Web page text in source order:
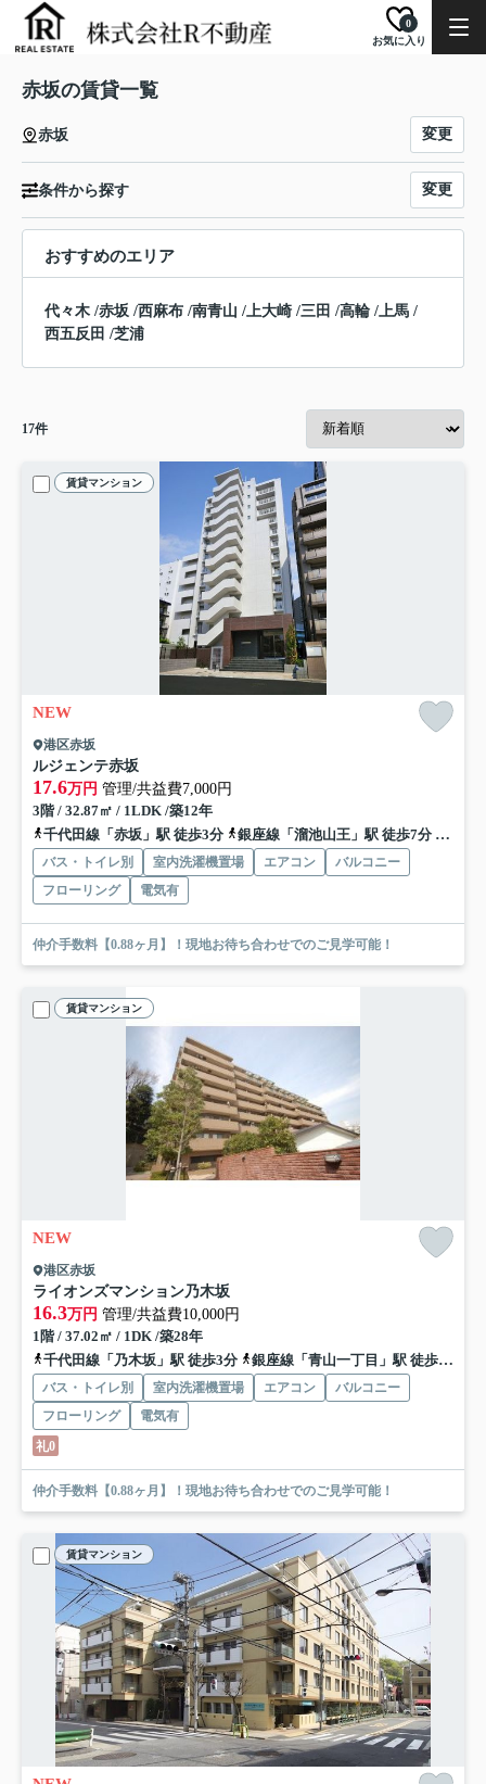
お気に入り
0
赤坂の賃貸一覧
赤坂 変更
条件から探す 変更
おすすめのエリア
代々木 /赤坂 /西麻布 /南青山 /上大崎 /三田 /高輪 /上馬 /
西五反田 /芝浦
17件
賃貸マンション
NEW
港区赤坂
ルジェンテ赤坂
17.6万円 管理/共益費7,000円
3階 / 32.87㎡ / 1LDK /築12年
千代田線「赤坂」駅 徒歩3分
銀座線「溜池山王」駅 徒歩7分 丸ノ
バス・トイレ別 室内洗濯機置場 エアコン
バルコニー
フローリング
電気有
仲介手数料【0.88ヶ月】！現地お待ち合わせでのご見学可能！
賃貸マンション
NEW
港区赤坂
ライオンズマンション乃木坂
16.3万円 管理/共益費10,000円
1階 / 37.02㎡ / 1DK /築28年
千代田線「乃木坂」駅 徒歩3分
銀座線「青山一丁目」駅 徒歩10分
バス・トイレ別 室内洗濯機置場 エアコン
バルコニー
フローリング
電気有
礼0
仲介手数料【0.88ヶ月】！現地お待ち合わせでのご見学可能！
賃貸マンション